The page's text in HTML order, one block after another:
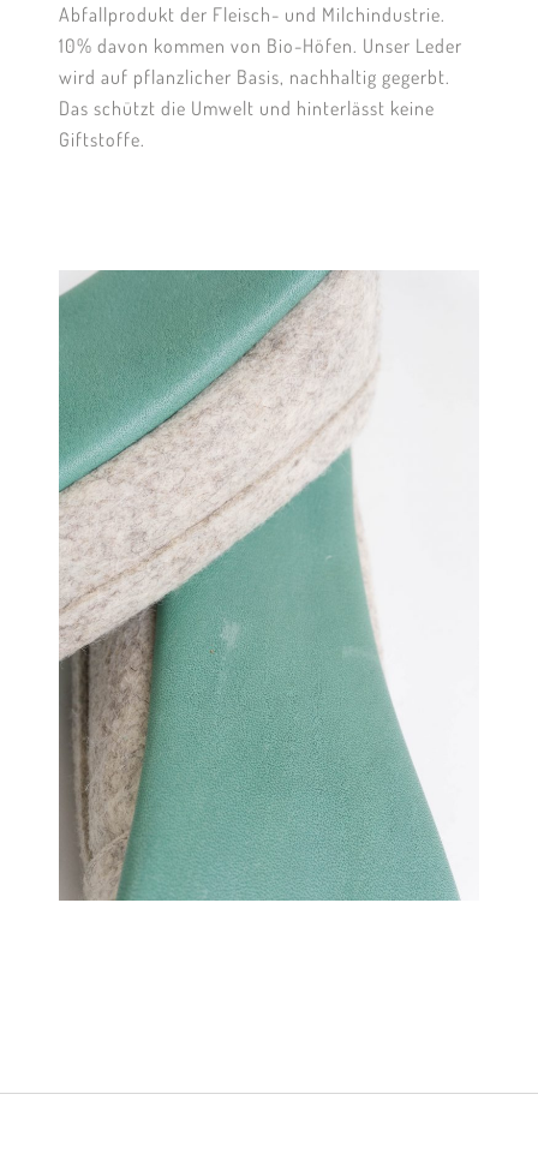
Abfallprodukt der Fleisch- und Milchindustrie.
10% davon kommen von Bio-Höfen. Unser Leder
wird auf pflanzlicher Basis, nachhaltig gegerbt.
Das schützt die Umwelt und hinterlässt keine
Giftstoffe.